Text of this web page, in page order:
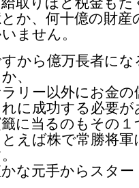
か、何十億の財
ません。
から億万長者に
、
リー以外にお金
に成功する必要
に当るのもその
えば株で常勝将
な元手からスタ